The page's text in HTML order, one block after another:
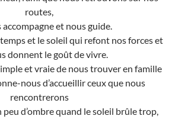
routes,
et nous guide.
et le soleil qui refont nos forces et
donnent le goût de vivre.
et vraie de nous trouver en famille
nous d’accueillir ceux que nous
rencontrerons
d’ombre quand le soleil brûle trop,